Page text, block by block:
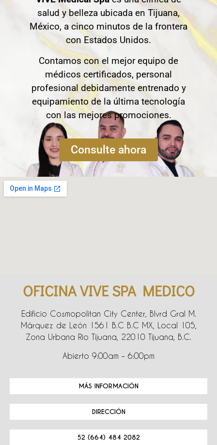
salud y belleza ubicada en Tijuana,
México, a cinco minutos de la frontera
con Estados Unidos.
Contamos con el mejor equipo de
médicos certificados, personal
profesional debidamente entrenado y
equipamiento de la última tecnología
con las mejores promociones.
Consulte ahora
OFICINA VIVE SPA MEDICO
Edificio Cosmopolitan City Center, Blvrd Gral M.
Márquez de León 1561 B.C B.C MX, Local 105,
Zona Urbana Rio Tijuana, 22010 Tijuana, B.C.
Abierto 9:00am – 6:00pm
MÁS INFORMACIÓN
DIRECCIÓN
52 (664) 484 2082